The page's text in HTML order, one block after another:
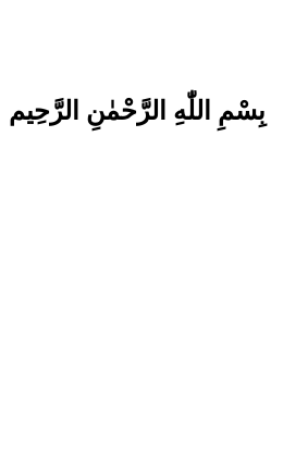
بِسْمِ اللّٰهِ الرَّحْمٰنِ الرَّحِيم